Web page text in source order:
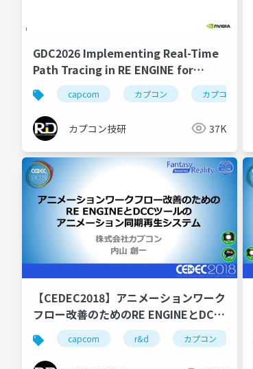
GDC2026 Implementing Real-Time
Path Tracing in RE ENGINE for
'Resident Evil Requiem' and
'PRAGMATA'
capcom カプコン カプコン技研
カプコン技研 37K
【CEDEC2018】アニメーションワーク
フロー改善のためのRE ENGINEとDCC
ツールのアニメーション同期再生シス
テム
capcom r&d カプコン